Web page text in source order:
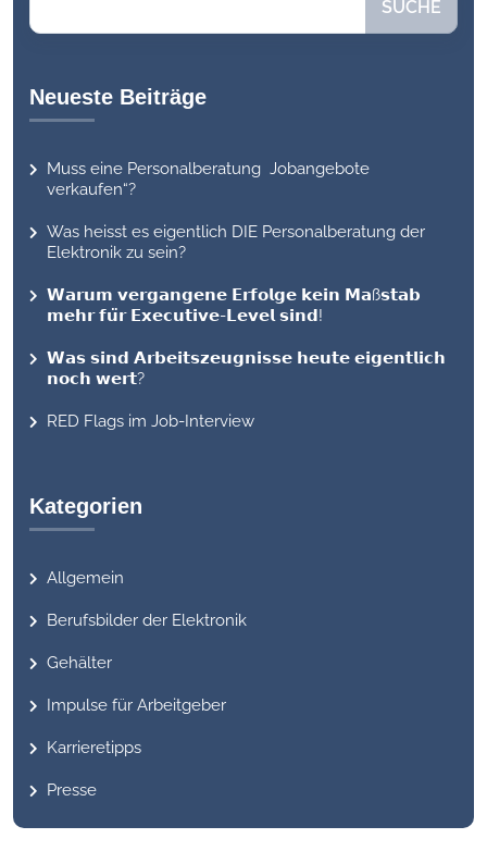
SUCHE
Neueste Beiträge
Muss eine Personalberatung Jobangebote
verkaufen“?
Was heisst es eigentlich DIE Personalberatung der
Elektronik zu sein?
𝗪𝗮𝗿𝘂𝗺 𝘃𝗲𝗿𝗴𝗮𝗻𝗴𝗲𝗻𝗲 𝗘𝗿𝗳𝗼𝗹𝗴𝗲 𝗸𝗲𝗶𝗻 𝗠𝗮ß𝘀𝘁𝗮𝗯
𝗺𝗲𝗵𝗿 𝗳𝘂̈𝗿 𝗘𝘅𝗲𝗰𝘂𝘁𝗶𝘃𝗲-𝗟𝗲𝘃𝗲𝗹 𝘀𝗶𝗻𝗱!
𝗪𝗮𝘀 𝘀𝗶𝗻𝗱 𝗔𝗿𝗯𝗲𝗶𝘁𝘀𝘇𝗲𝘂𝗴𝗻𝗶𝘀𝘀𝗲 𝗵𝗲𝘂𝘁𝗲 𝗲𝗶𝗴𝗲𝗻𝘁𝗹𝗶𝗰𝗵
𝗻𝗼𝗰𝗵 𝘄𝗲𝗿𝘁?
RED Flags im Job-Interview
Kategorien
Allgemein
Berufsbilder der Elektronik
Gehälter
Impulse für Arbeitgeber
Karrieretipps
Presse